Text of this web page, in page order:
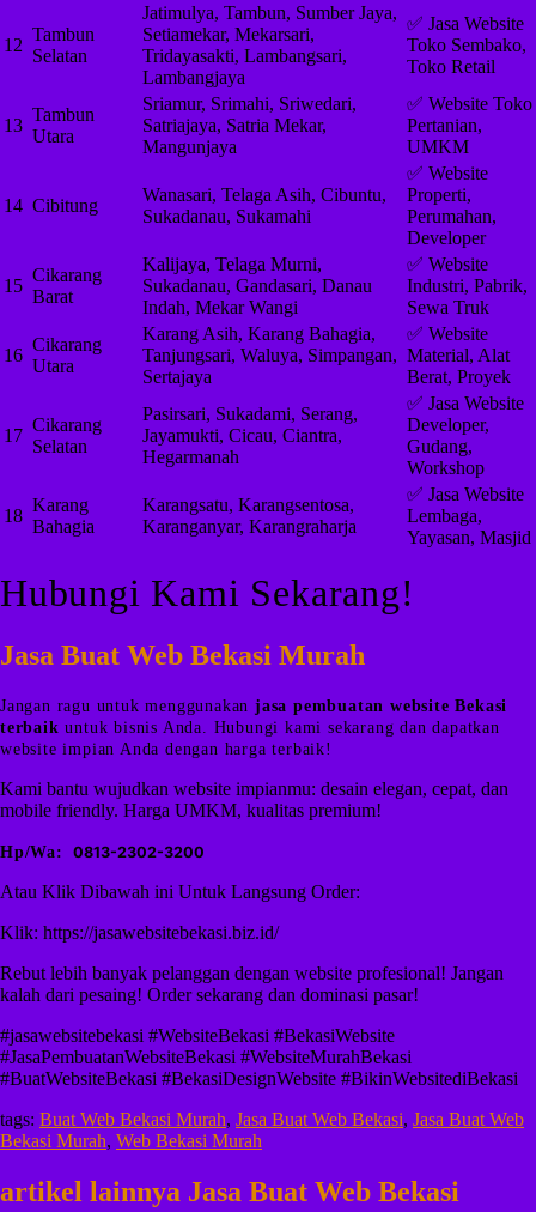
12
Tambun
Selatan
Jatimulya, Tambun, Sumber Jaya,
Setiamekar, Mekarsari,
Tridayasakti, Lambangsari,
Lambangjaya
✅ Jasa Website
Toko Sembako,
Toko Retail
13
Tambun
Utara
Sriamur, Srimahi, Sriwedari,
Satriajaya, Satria Mekar,
Mangunjaya
✅ Website Toko
Pertanian,
UMKM
14 Cibitung
Wanasari, Telaga Asih, Cibuntu,
Sukadanau, Sukamahi
✅ Website
Properti,
Perumahan,
Developer
15
Cikarang
Barat
Kalijaya, Telaga Murni,
Sukadanau, Gandasari, Danau
Indah, Mekar Wangi
✅ Website
Industri, Pabrik,
Sewa Truk
16
Cikarang
Utara
Karang Asih, Karang Bahagia,
Tanjungsari, Waluya, Simpangan,
Sertajaya
✅ Website
Material, Alat
Berat, Proyek
17
Cikarang
Selatan
Pasirsari, Sukadami, Serang,
Jayamukti, Cicau, Ciantra,
Hegarmanah
✅ Jasa Website
Developer,
Gudang,
Workshop
18
Karang
Bahagia
Karangsatu, Karangsentosa,
Karanganyar, Karangraharja
✅ Jasa Website
Lembaga,
Yayasan, Masjid
Hubungi Kami Sekarang!
Jasa Buat Web Bekasi Murah
Jangan ragu untuk menggunakan jasa pembuatan website Bekasi
terbaik untuk bisnis Anda. Hubungi kami sekarang dan dapatkan
website impian Anda dengan harga terbaik!
Kami bantu wujudkan website impianmu: desain elegan, cepat, dan
mobile friendly. Harga UMKM, kualitas premium!
Hp/Wa: 0813-2302-3200
Atau Klik Dibawah ini Untuk Langsung Order:
Klik: https://jasawebsitebekasi.biz.id/
Rebut lebih banyak pelanggan dengan website profesional! Jangan
kalah dari pesaing! Order sekarang dan dominasi pasar!
#jasawebsitebekasi #WebsiteBekasi #BekasiWebsite
#JasaPembuatanWebsiteBekasi #WebsiteMurahBekasi
#BuatWebsiteBekasi #BekasiDesignWebsite #BikinWebsitediBekasi
tags: Buat Web Bekasi Murah, Jasa Buat Web Bekasi, Jasa Buat Web
Bekasi Murah, Web Bekasi Murah
artikel lainnya Jasa Buat Web Bekasi